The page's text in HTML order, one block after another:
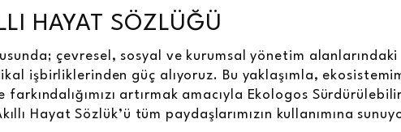
HAYAT SÖZLÜĞÜ
çevresel, sosyal ve kurumsal yönetim
işbirliklerinden güç alıyoruz. Bu yaklaşımla,
artırmak amacıyla Ekologos
Hayat Sözlük’ü tüm paydaşlarımızın kullanımına